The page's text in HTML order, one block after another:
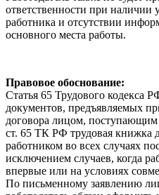
ответственности при наличии
работника и отсутствии
основного места работы.
Правовое обоснование:
Статья 65 Трудового кодекса
документов, предъявляемых
договора лицом, поступающим
ст. 65 ТК РФ трудовая книжка
работником во всех случаях
исключением случаев, когда
впервые или на условиях
По письменному заявлению